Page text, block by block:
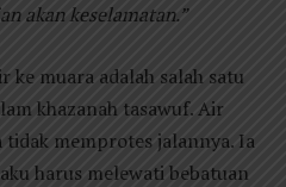
akan keselamatan.”
muara adalah salah satu
khazanah tasawuf. Air
memprotes jalannya. Ia
harus melewati bebatuan